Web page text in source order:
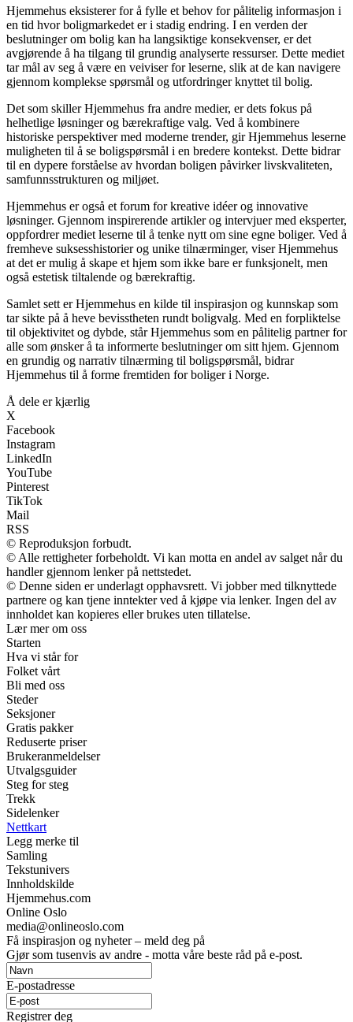
Hjemmehus eksisterer for å fylle et behov for pålitelig informasjon i
en tid hvor boligmarkedet er i stadig endring. I en verden der
beslutninger om bolig kan ha langsiktige konsekvenser, er det
avgjørende å ha tilgang til grundig analyserte ressurser. Dette mediet
tar mål av seg å være en veiviser for leserne, slik at de kan navigere
gjennom komplekse spørsmål og utfordringer knyttet til bolig.
Det som skiller Hjemmehus fra andre medier, er dets fokus på
helhetlige løsninger og bærekraftige valg. Ved å kombinere
historiske perspektiver med moderne trender, gir Hjemmehus leserne
muligheten til å se boligspørsmål i en bredere kontekst. Dette bidrar
til en dypere forståelse av hvordan boligen påvirker livskvaliteten,
samfunnsstrukturen og miljøet.
Hjemmehus er også et forum for kreative idéer og innovative
løsninger. Gjennom inspirerende artikler og intervjuer med eksperter,
oppfordrer mediet leserne til å tenke nytt om sine egne boliger. Ved å
fremheve suksesshistorier og unike tilnærminger, viser Hjemmehus
at det er mulig å skape et hjem som ikke bare er funksjonelt, men
også estetisk tiltalende og bærekraftig.
Samlet sett er Hjemmehus en kilde til inspirasjon og kunnskap som
tar sikte på å heve bevisstheten rundt boligvalg. Med en forpliktelse
til objektivitet og dybde, står Hjemmehus som en pålitelig partner for
alle som ønsker å ta informerte beslutninger om sitt hjem. Gjennom
en grundig og narrativ tilnærming til boligspørsmål, bidrar
Hjemmehus til å forme fremtiden for boliger i Norge.
Å dele er kjærlig
X
Facebook
Instagram
LinkedIn
YouTube
Pinterest
TikTok
Mail
RSS
© Reproduksjon forbudt.
© Alle rettigheter forbeholdt. Vi kan motta en andel av salget når du
handler gjennom lenker på nettstedet.
© Denne siden er underlagt opphavsrett. Vi jobber med tilknyttede
partnere og kan tjene inntekter ved å kjøpe via lenker. Ingen del av
innholdet kan kopieres eller brukes uten tillatelse.
Lær mer om oss
Starten
Hva vi står for
Folket vårt
Bli med oss
Steder
Seksjoner
Gratis pakker
Reduserte priser
Brukeranmeldelser
Utvalgsguider
Steg for steg
Trekk
Sidelenker
Nettkart
Legg merke til
Samling
Tekstunivers
Innholdskilde
Hjemmehus.com
Online Oslo
media@onlineoslo.com
Få inspirasjon og nyheter – meld deg på
Gjør som tusenvis av andre - motta våre beste råd på e-post.
E-postadresse
Registrer deg